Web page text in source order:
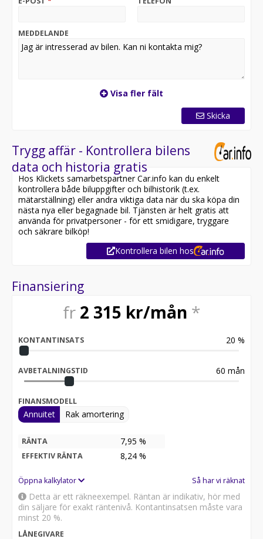
Vid en affär hos oss på Carson så tar vi självklart emot
en relativt exakt bedömning av ett mellanpris redan
över telefon eller mail.
Fågelsångsv. 8 i Vallentuna, tel: 08 - 522 927 00. All our
cars are available for export.
MEDDELANDE
Visa fler fält
Skicka
Trygg affär - Kontrollera bilens
data och historia gratis
Hos Klickets samarbetspartner Car.info kan du enkelt
kontrollera både biluppgifter och bilhistorik (t.ex.
mätarställning) eller andra viktiga data när du ska köpa din
nästa nya eller begagnade bil. Tjänsten är helt gratis att
använda för privatpersoner - för ett smidigare, tryggare
och säkrare bilköp!
Kontrollera bilen hos
Finansiering
fr 2 315 kr/mån *
KONTANTINSATS 20 %
AVBETALNINGSTID 60 mån
FINANSMODELL
Annuitet Rak amortering
RÄNTA 7,95 %
EFFEKTIV RÄNTA 8,24 %
Öppna kalkylator Så har vi räknat
Detta är ett räkneexempel. Räntan är indikativ, hör med
din säljare för exakt räntenivå. Kontantinsatsen måste vara
minst 20 %.
LÅNEGIVARE